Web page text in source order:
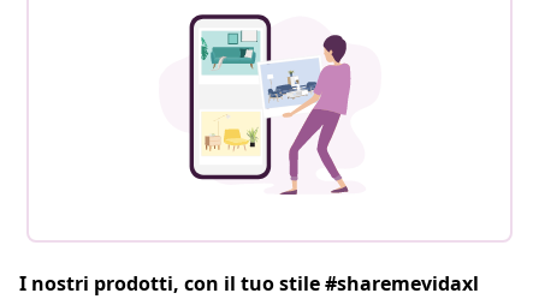
I nostri prodotti, con il tuo stile #sharemevidaxl